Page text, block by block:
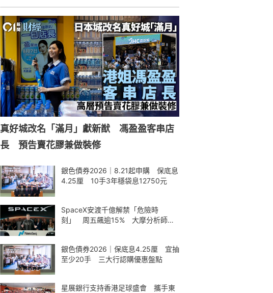
真好城改名「滿月」獻新猷 馮盈盈客串店
長 預告賣花膠兼做裝修
銀色債券2026｜8.21起申購 保底息
4.25厘 10手3年穩袋息12750元
SpaceX安渡千億解禁「危險時
刻」 周五飆逾15% 大摩分析師神
銀色債券2026｜保底息4.25厘 宜抽
至少20手 三大行認購優惠盤點
星展銀行支持香港足球盛會 攜手東